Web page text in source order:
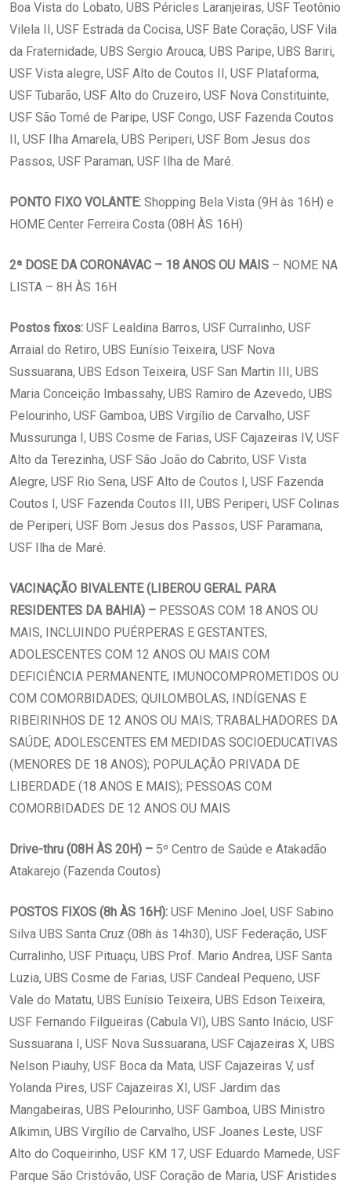
Boa Vista do Lobato, UBS Péricles Laranjeiras, USF Teotônio
Vilela II, USF Estrada da Cocisa, USF Bate Coração, USF Vila
da Fraternidade, UBS Sergio Arouca, UBS Paripe, UBS Bariri,
USF Vista alegre, USF Alto de Coutos II, USF Plataforma,
USF Tubarão, USF Alto do Cruzeiro, USF Nova Constituinte,
USF São Tomé de Paripe, USF Congo, USF Fazenda Coutos
II, USF Ilha Amarela, UBS Periperi, USF Bom Jesus dos
Passos, USF Paraman, USF Ilha de Maré.
PONTO FIXO VOLANTE: Shopping Bela Vista (9H às 16H) e
HOME Center Ferreira Costa (08H ÀS 16H)
2ª DOSE DA CORONAVAC – 18 ANOS OU MAIS – NOME NA
LISTA – 8H ÀS 16H
Postos fixos: USF Lealdina Barros, USF Curralinho, USF
Arraial do Retiro, UBS Eunísio Teixeira, USF Nova
Sussuarana, UBS Edson Teixeira, USF San Martin III, UBS
Maria Conceição Imbassahy, UBS Ramiro de Azevedo, UBS
Pelourinho, USF Gamboa, UBS Virgílio de Carvalho, USF
Mussurunga I, UBS Cosme de Farias, USF Cajazeiras IV, USF
Alto da Terezinha, USF São João do Cabrito, USF Vista
Alegre, USF Rio Sena, USF Alto de Coutos I, USF Fazenda
Coutos I, USF Fazenda Coutos III, UBS Periperi, USF Colinas
de Periperi, USF Bom Jesus dos Passos, USF Paramana,
USF Ilha de Maré.
VACINAÇÃO BIVALENTE (LIBEROU GERAL PARA
RESIDENTES DA BAHIA) – PESSOAS COM 18 ANOS OU
MAIS, INCLUINDO PUÉRPERAS E GESTANTES;
ADOLESCENTES COM 12 ANOS OU MAIS COM
DEFICIÊNCIA PERMANENTE, IMUNOCOMPROMETIDOS OU
COM COMORBIDADES; QUILOMBOLAS, INDÍGENAS E
RIBEIRINHOS DE 12 ANOS OU MAIS; TRABALHADORES DA
SAÚDE; ADOLESCENTES EM MEDIDAS SOCIOEDUCATIVAS
(MENORES DE 18 ANOS); POPULAÇÃO PRIVADA DE
LIBERDADE (18 ANOS E MAIS); PESSOAS COM
COMORBIDADES DE 12 ANOS OU MAIS
Drive-thru (08H ÀS 20H) – 5º Centro de Saúde e Atakadão
Atakarejo (Fazenda Coutos)
POSTOS FIXOS (8h ÀS 16H): USF Menino Joel, USF Sabino
Silva UBS Santa Cruz (08h às 14h30), USF Federação, USF
Curralinho, USF Pituaçu, UBS Prof. Mario Andrea, USF Santa
Luzia, UBS Cosme de Farias, USF Candeal Pequeno, USF
Vale do Matatu, UBS Eunísio Teixeira, UBS Edson Teixeira,
USF Fernando Filgueiras (Cabula VI), UBS Santo Inácio, USF
Sussuarana I, USF Nova Sussuarana, USF Cajazeiras X, UBS
Nelson Piauhy, USF Boca da Mata, USF Cajazeiras V, usf
Yolanda Pires, USF Cajazeiras XI, USF Jardim das
Mangabeiras, UBS Pelourinho, USF Gamboa, UBS Ministro
Alkimin, UBS Virgílio de Carvalho, USF Joanes Leste, USF
Alto do Coqueirinho, USF KM 17, USF Eduardo Mamede, USF
Parque São Cristóvão, USF Coração de Maria, USF Aristides